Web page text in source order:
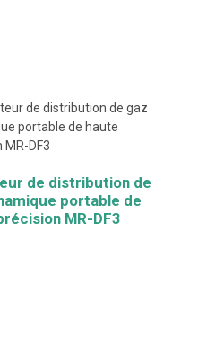
+8613911556761
de distribution de
portable de
MR-DF3